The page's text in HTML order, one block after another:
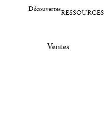
DécouvertesRESSOURCES
Ventes